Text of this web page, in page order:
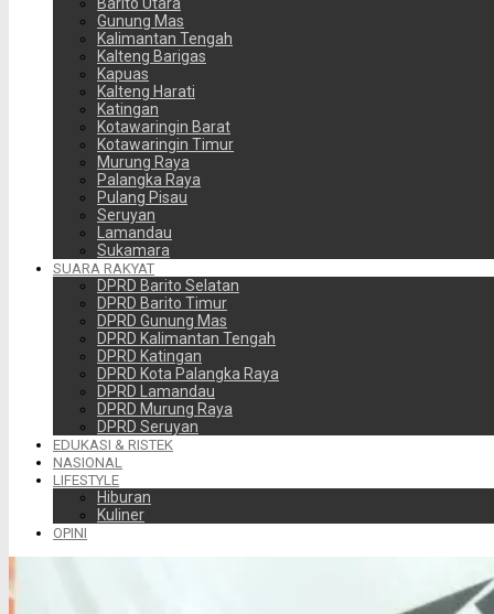
Gunung Mas
Kalimantan Tengah
Kalteng Barigas
Kapuas
Kalteng Harati
Katingan
Kotawaringin Barat
Kotawaringin Timur
Murung Raya
Palangka Raya
Pulang Pisau
Seruyan
Lamandau
Sukamara
SUARA RAKYAT
DPRD Barito Selatan
DPRD Barito Timur
DPRD Gunung Mas
DPRD Kalimantan Tengah
DPRD Katingan
DPRD Kota Palangka Raya
DPRD Lamandau
DPRD Murung Raya
DPRD Seruyan
EDUKASI & RISTEK
NASIONAL
LIFESTYLE
Hiburan
Kuliner
OPINI